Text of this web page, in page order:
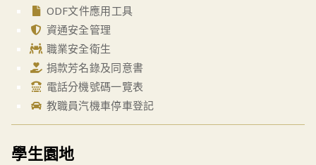
ODF文件應用工具
資通安全管理
職業安全衛生
捐款芳名錄及同意書
電話分機號碼一覽表
教職員汽機車停車登記
學生園地